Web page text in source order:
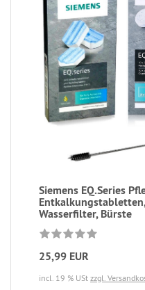
Siemens EQ.Series
Wasserfilter, Bürste
25,99 EUR
incl. 19 % USt zzgl.